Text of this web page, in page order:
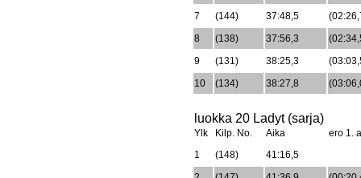
7
(144) 37:48,5
8
(138) 37:56,3
9
(131) 38:25,3
10
(134) 38:27,8
luokka 20 Ladyt (sarja)
Ylk Kilp. No. Aika
ero 1.
1
(148)
41:16,5